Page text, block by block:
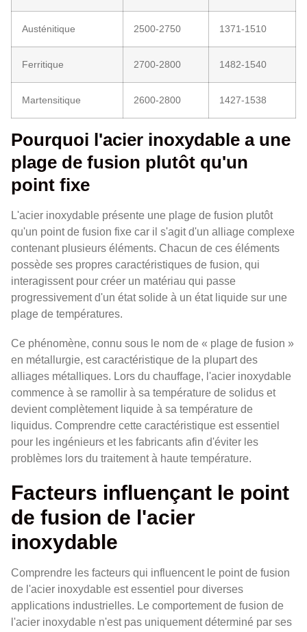
Austénitique 2500-2750 1371-1510
Ferritique 2700-2800 1482-1540
Martensitique 2600-2800 1427-1538
Pourquoi l'acier inoxydable a une
plage de fusion plutôt qu'un
point fixe
L'acier inoxydable présente une plage de fusion plutôt
qu'un point de fusion fixe car il s'agit d'un alliage complexe
contenant plusieurs éléments. Chacun de ces éléments
possède ses propres caractéristiques de fusion, qui
interagissent pour créer un matériau qui passe
progressivement d'un état solide à un état liquide sur une
plage de températures.
Ce phénomène, connu sous le nom de « plage de fusion »
en métallurgie, est caractéristique de la plupart des
alliages métalliques. Lors du chauffage, l'acier inoxydable
commence à se ramollir à sa température de solidus et
devient complètement liquide à sa température de
liquidus. Comprendre cette caractéristique est essentiel
pour les ingénieurs et les fabricants afin d'éviter les
problèmes lors du traitement à haute température.
Facteurs influençant le point
de fusion de l'acier
inoxydable
Comprendre les facteurs qui influencent le point de fusion
de l'acier inoxydable est essentiel pour diverses
applications industrielles. Le comportement de fusion de
l'acier inoxydable n'est pas uniquement déterminé par ses